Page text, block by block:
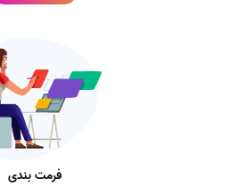
فرمت بندی